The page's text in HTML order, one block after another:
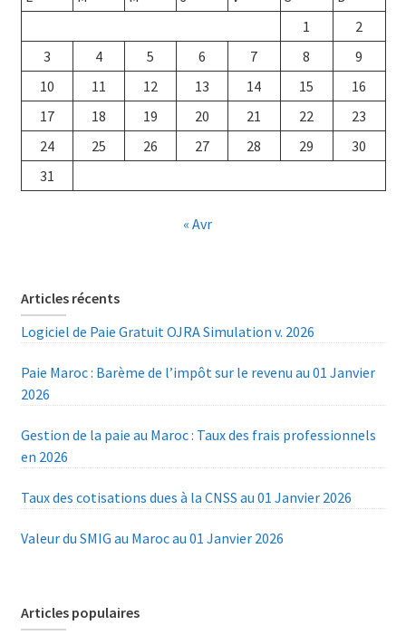
1
2
3
4 5 6 7 8
9
10
11 12 13 14 15
16
17
18 19 20 21 22
23
24
25 26 27 28 29
30
31
« Avr
Articles récents
Logiciel de Paie Gratuit OJRA Simulation v. 2026
Paie Maroc : Barème de l’impôt sur le revenu au 01 Janvier
2026
Gestion de la paie au Maroc : Taux des frais professionnels
en 2026
Taux des cotisations dues à la CNSS au 01 Janvier 2026
Valeur du SMIG au Maroc au 01 Janvier 2026
Articles populaires